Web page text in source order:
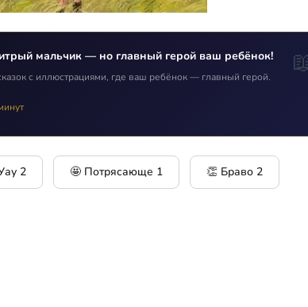
мальчик — но главный герой ваш ребёнок!
с иллюстрациями, где ваш ребёнок — главный герой.
2 🤩 Потрясающе 1 👏 Браво 2